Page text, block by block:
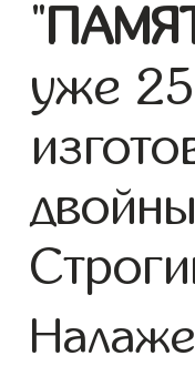
"
уже